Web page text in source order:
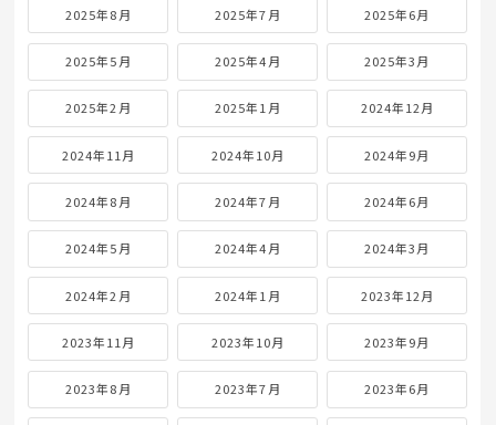
2025年8月 2025年7月 2025年6月
2025年5月 2025年4月 2025年3月
2025年2月 2025年1月 2024年12月
2024年11月 2024年10月 2024年9月
2024年8月 2024年7月 2024年6月
2024年5月 2024年4月 2024年3月
2024年2月 2024年1月 2023年12月
2023年11月 2023年10月 2023年9月
2023年8月 2023年7月 2023年6月